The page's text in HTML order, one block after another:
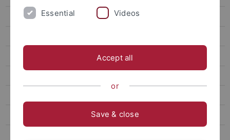
Aktuelles Essential Videos
Accept all
or
Save & close